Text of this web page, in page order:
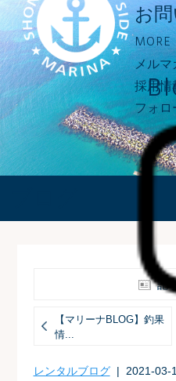
お
MORE
メルマ
採用情
フォロ
記
【マリーナBLOG】釣果
情...
レンタルブログ| 2021-03-